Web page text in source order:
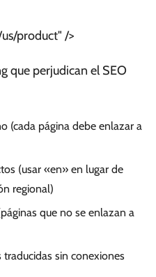
product" />
que perjudican el SEO
(cada página debe enlazar a
(usar «en» en lugar de
regional)
que no se enlazan a
traducidas sin conexiones